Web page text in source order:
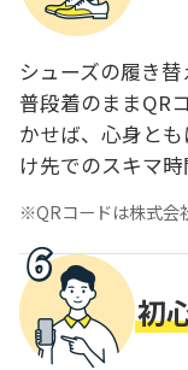
シューズの履き
普段着のままQR
かせば、心身と
け先でのスキマ時
QRコードは株式会
初